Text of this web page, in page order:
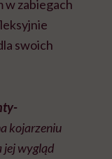
zabiegach
swoich
kojarzeniu
jej wygląd